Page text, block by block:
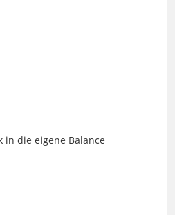
die eigene Balance